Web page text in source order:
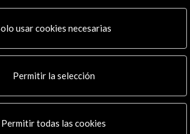
usar cookies necesarias
Permitir la selección
Permitir todas las cookies